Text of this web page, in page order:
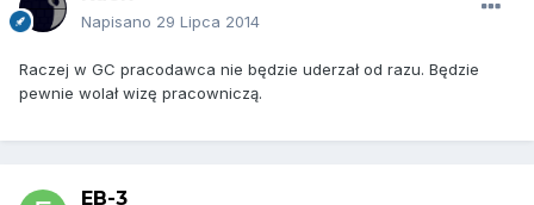
Napisano 29 Lipca 2014
Raczej w GC pracodawca nie będzie uderzał od razu. Będzie
pewnie wolał wizę pracowniczą.
EB-3